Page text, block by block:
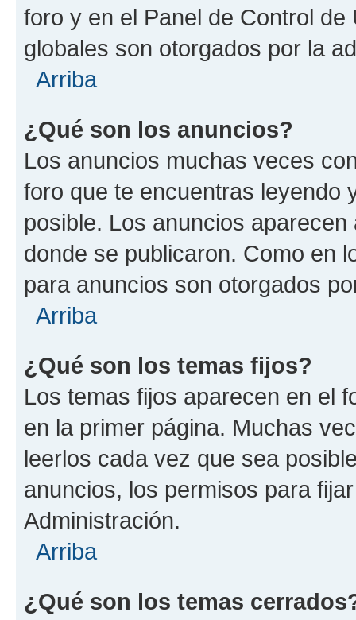
foro y en el Panel de Control
globales son otorgados por la
Arriba
¿Qué son los anuncios?
Los anuncios muchas veces
foro que te encuentras leyendo
posible. Los anuncios
donde se publicaron. Como en
para anuncios son otorgados
Arriba
¿Qué son los temas fijos?
Los temas fijos aparecen en el
en la primer página. Muchas
leerlos cada vez que sea
anuncios, los permisos para
Administración.
Arriba
¿Qué son los temas